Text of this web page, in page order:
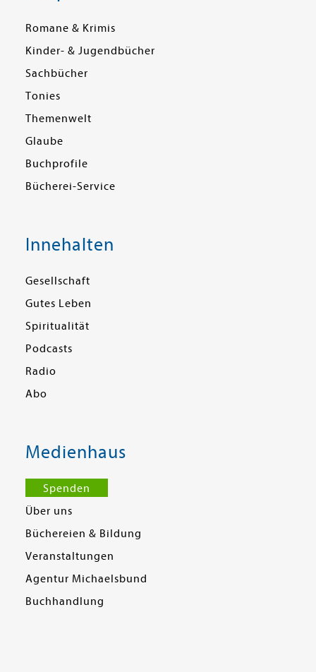
Romane & Krimis
Kinder- & Jugendbücher
Sachbücher
Tonies
Themenwelt
Glaube
Buchprofile
Bücherei-Service
Innehalten
Gesellschaft
Gutes Leben
Spiritualität
Podcasts
Radio
Abo
Medienhaus
Spenden
Über uns
Büchereien & Bildung
Veranstaltungen
Agentur Michaelsbund
Buchhandlung